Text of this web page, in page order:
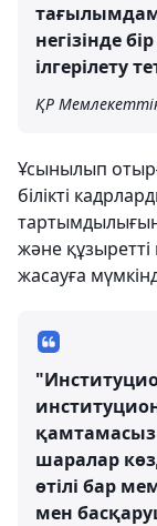
негізінде
ілгерілету
ҚР
Ұсынылып
білікті
және
жасауға
шаралар
өтілі бар
мен